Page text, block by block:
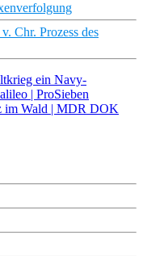
Chr. Prozess des
ein Navy-
| ProSieben
im Wald | MDR DOK